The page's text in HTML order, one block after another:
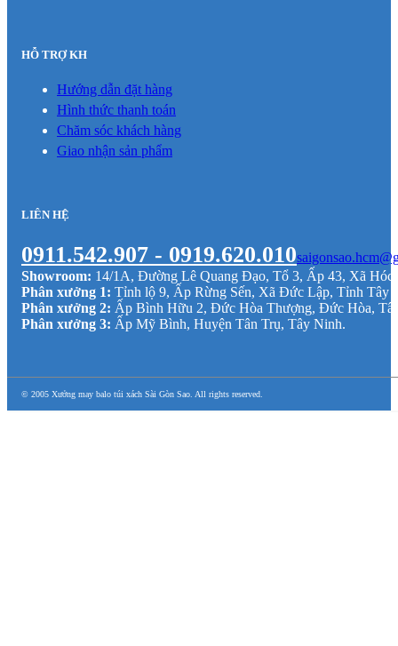
HỖ TRỢ KH
Hướng dẫn đặt hàng
Hình thức thanh toán
Chăm sóc khách hàng
Giao nhận sản phẩm
LIÊN HỆ
0911.542.907 - 0919.620.010
Showroom: 14/1A, Đường Lê Quang Đạo, Tổ 3, Ấp 43, Xã Hóc
Phân xưởng 1: Tỉnh lộ 9, Ấp Rừng Sến, Xã Đức Lập, Tỉnh Tây
Phân xưởng 2: Ấp Bình Hữu 2, Đức Hòa Thượng, Đức Hòa,
Phân xưởng 3: Ấp Mỹ Bình, Huyện Tân Trụ, Tây Ninh.
© 2005 Xưởng may balo túi xách Sài Gòn Sao. All rights reserved.